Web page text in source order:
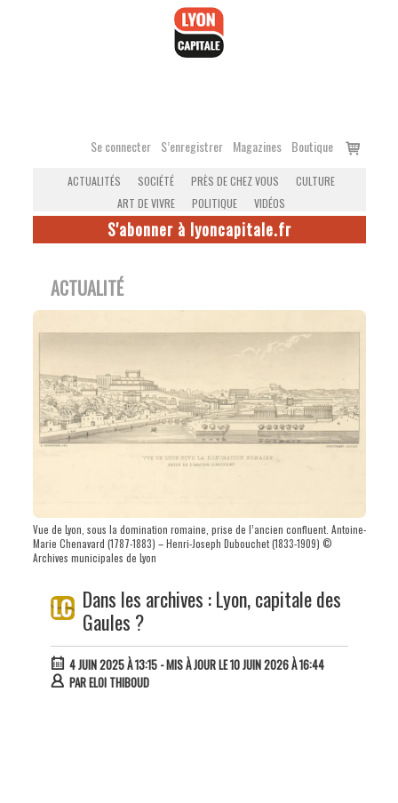
Se connecter S’enregistrer Magazines Boutique
Voir
ACTUALITÉS SOCIÉTÉ PRÈS DE CHEZ VOUS
CULTURE
ART DE VIVRE
POLITIQUE VIDÉOS
S'abonner à lyoncapitale.fr
ACTUALITÉ
Vue de Lyon, sous la domination romaine, prise de l’ancien confluent. Antoine-
Marie Chenavard (1787-1883) – Henri-Joseph Dubouchet (1833-1909) ©
Archives municipales de Lyon
Dans les archives : Lyon, capitale des
Gaules ?
4 JUIN 2025 À 13:15- MIS À JOUR LE 10 JUIN 2026 À 16:44
PARELOI THIBOUD